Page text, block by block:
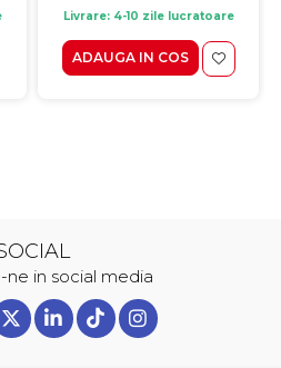
Livrare: 4-10 zile lucratoare
ADAUGA IN COS
ne in social media